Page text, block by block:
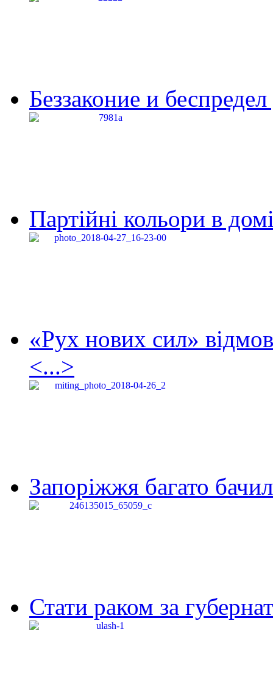
Беззаконие и
Партійні кольори в
«Рух нових сил»
<...>
Запоріжжя багато
Стати раком за